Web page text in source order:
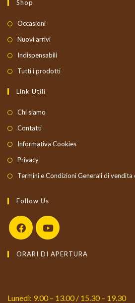
Shop
Occasioni
Nuovi arrivi
Indispensabili
Tutti i prodotti
Link Utili
Chi siamo
Contatti
Informativa Cookies
Privacy
Termini e Condizioni Generali di vendita
Follow Us
in
tab
in
tab
ORARI DI APERTURA
Lunedì: 9.00 – 13.00 / 15.30 – 19.30